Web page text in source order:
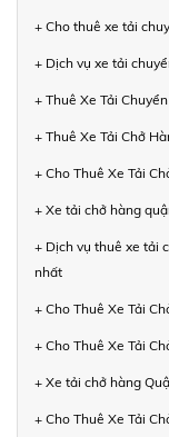
+ Cho thuê xe tải
+ Dịch vụ xe tải
+ Thuê Xe Tải
+ Thuê Xe Tải Chở
+ Cho Thuê Xe Tải
+ Xe tải chở hàng
+ Dịch vụ thuê xe tải
nhất
+ Cho Thuê Xe Tải
+ Cho Thuê Xe Tải
+ Xe tải chở hàng
+ Cho Thuê Xe Tải